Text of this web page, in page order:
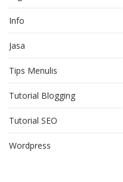
Info
Jasa
Tips Menulis
Tutorial Blogging
Tutorial SEO
Wordpress